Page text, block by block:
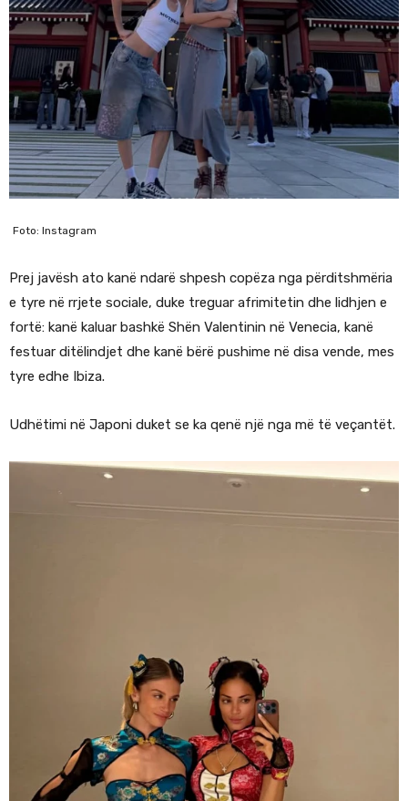
Foto: Instagram
Prej javësh ato kanë ndarë shpesh copëza nga përditshmëria
e tyre në rrjete sociale, duke treguar afrimitetin dhe lidhjen e
fortë: kanë kaluar bashkë Shën Valentinin në Venecia, kanë
festuar ditëlindjet dhe kanë bërë pushime në disa vende, mes
tyre edhe Ibiza.
Udhëtimi në Japoni duket se ka qenë një nga më të veçantët.